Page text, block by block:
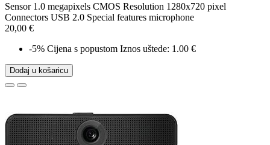
Sensor 1.0 megapixels CMOS Resolution 1280x720 pixel
Connectors USB 2.0 Special features microphone
20,00 €
-5% Cijena s popustom Iznos uštede: 1.00 €
Dodaj u košaricu